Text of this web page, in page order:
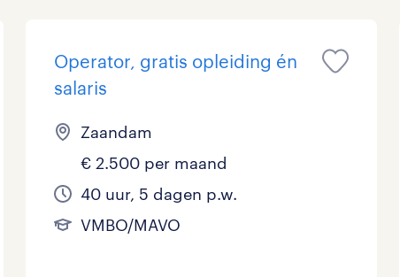
Zorg / Verpleging 0
Operator, gratis opleiding én
salaris
Zaandam
€ 2.500 per maand
40 uur, 5 dagen p.w.
VMBO/MAVO